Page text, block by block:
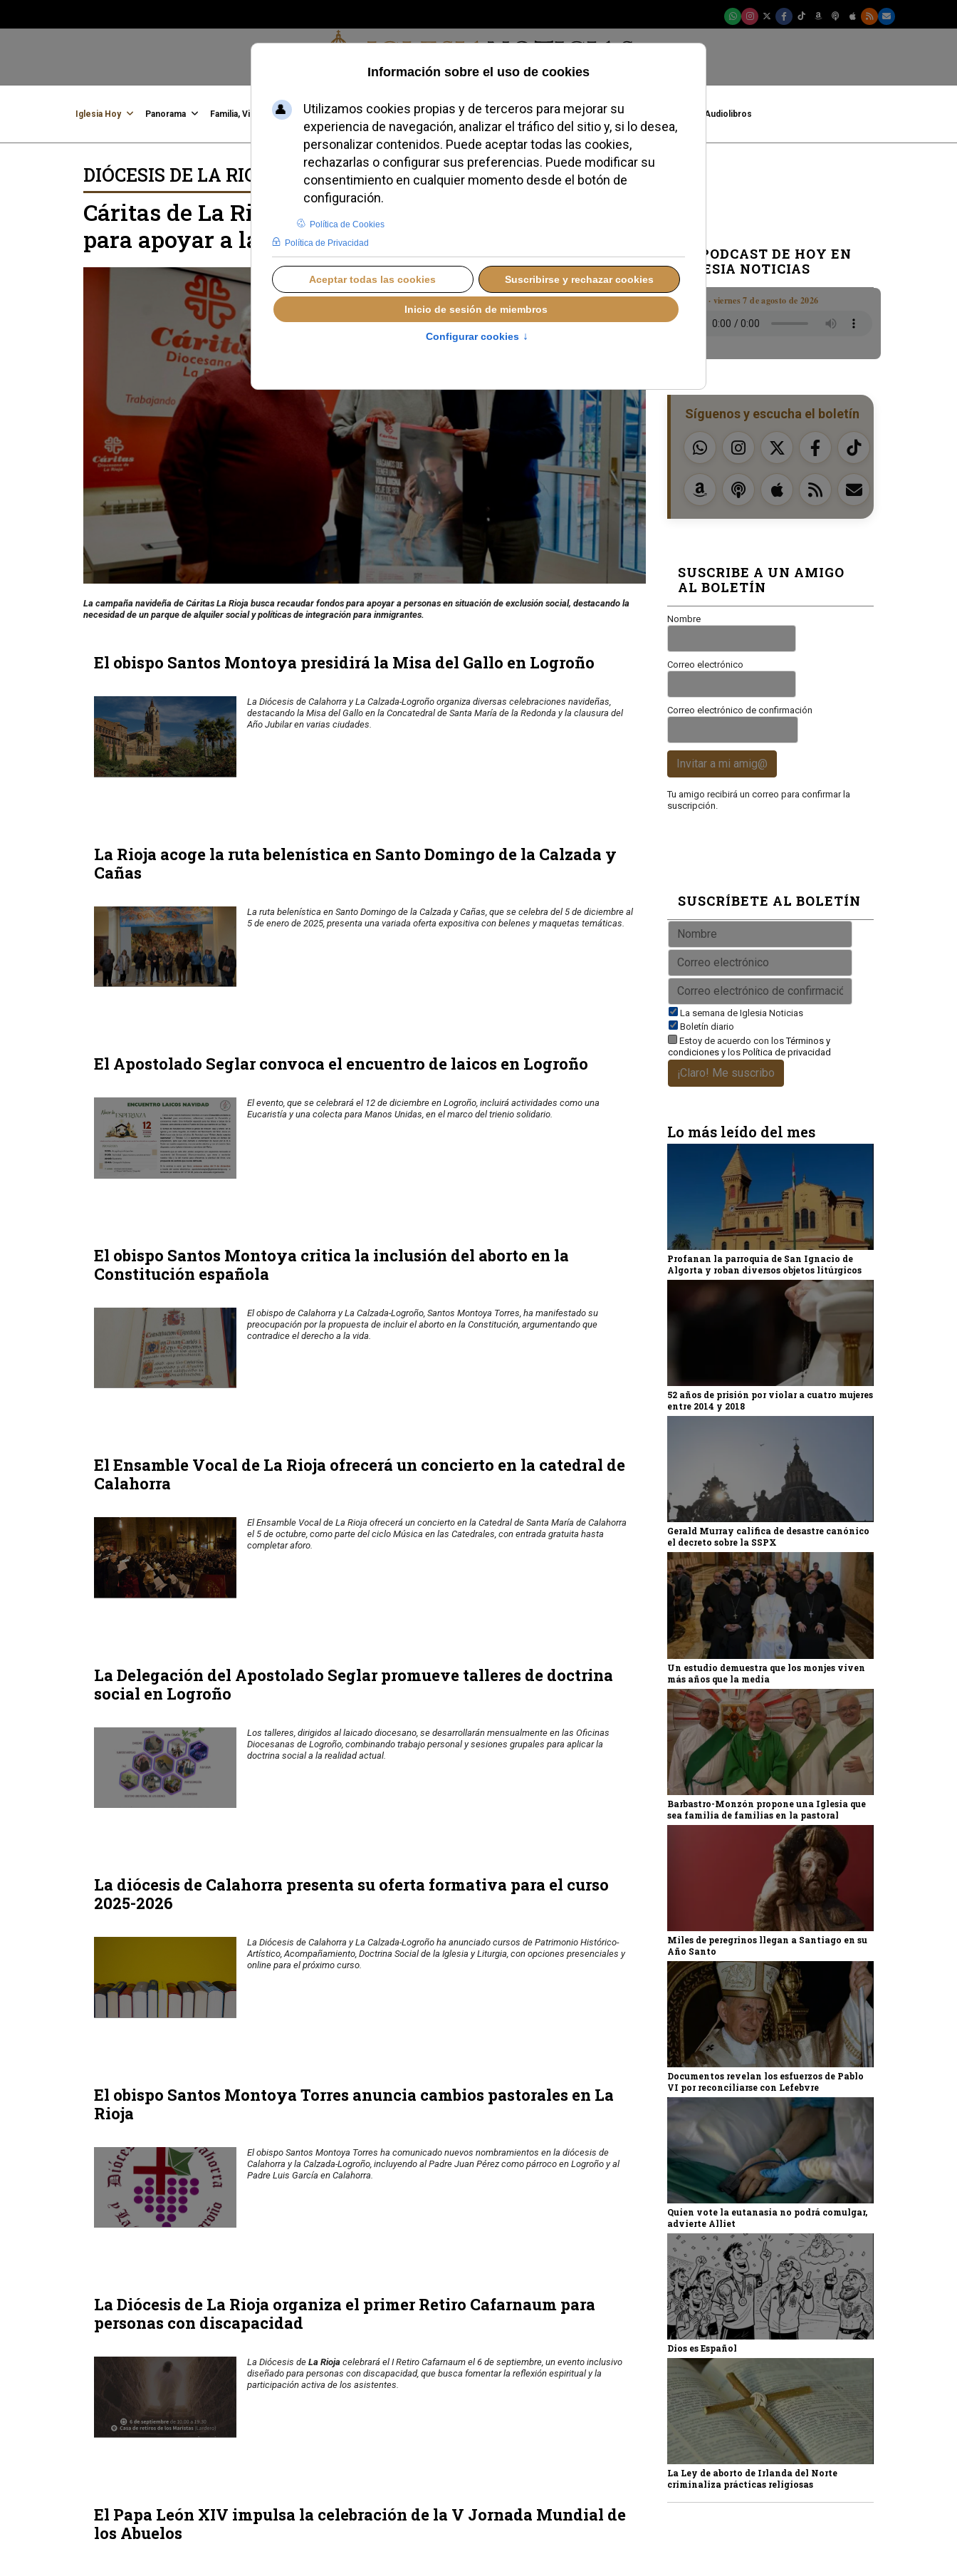
Viernes, 07 de agosto de 2026
Iglesia Hoy Panorama Familia, Vida, Identidad Credofobiómetro Blogs Temas Buscar #JovenesConFe Podcast Audiolibros
DIÓCESIS DE LA RIOJA
Cáritas de La Rioja lanza la campaña navideña
para apoyar a las personas vulnerables
La campaña navideña de Cáritas La Rioja busca recaudar fondos para apoyar a personas en situación de exclusión social, destacando la
necesidad de un parque de alquiler social y políticas de integración para inmigrantes.
El obispo Santos Montoya presidirá la Misa del Gallo en Logroño
La Diócesis de Calahorra y La Calzada-Logroño organiza diversas celebraciones navideñas,
destacando la Misa del Gallo en la Concatedral de Santa María de la Redonda y la clausura del
Año Jubilar en varias ciudades.
La Rioja acoge la ruta belenística en Santo Domingo de la Calzada y
Cañas
La ruta belenística en Santo Domingo de la Calzada y Cañas, que se celebra del 5 de diciembre al
5 de enero de 2025, presenta una variada oferta expositiva con belenes y maquetas temáticas.
El Apostolado Seglar convoca el encuentro de laicos en Logroño
El evento, que se celebrará el 12 de diciembre en Logroño, incluirá actividades como una
Eucaristía y una colecta para Manos Unidas, en el marco del trienio solidario.
El obispo Santos Montoya critica la inclusión del aborto en la
Constitución española
El obispo de Calahorra y La Calzada-Logroño, Santos Montoya Torres, ha manifestado su
preocupación por la propuesta de incluir el aborto en la Constitución, argumentando que
contradice el derecho a la vida.
El Ensamble Vocal de La Rioja ofrecerá un concierto en la catedral de
Calahorra
El Ensamble Vocal de La Rioja ofrecerá un concierto en la Catedral de Santa María de Calahorra
el 5 de octubre, como parte del ciclo Música en las Catedrales, con entrada gratuita hasta
completar aforo.
La Delegación del Apostolado Seglar promueve talleres de doctrina
social en Logroño
Los talleres, dirigidos al laicado diocesano, se desarrollarán mensualmente en las Oficinas
Diocesanas de Logroño, combinando trabajo personal y sesiones grupales para aplicar la
doctrina social a la realidad actual.
La diócesis de Calahorra presenta su oferta formativa para el curso
2025-2026
La Diócesis de Calahorra y La Calzada-Logroño ha anunciado cursos de Patrimonio Histórico-
Artístico, Acompañamiento, Doctrina Social de la Iglesia y Liturgia, con opciones presenciales y
online para el próximo curso.
El obispo Santos Montoya Torres anuncia cambios pastorales en La
Rioja
El obispo Santos Montoya Torres ha comunicado nuevos nombramientos en la diócesis de
Calahorra y la Calzada-Logroño, incluyendo al Padre Juan Pérez como párroco en Logroño y al
Padre Luis García en Calahorra.
La Diócesis de La Rioja organiza el primer Retiro Cafarnaum para
personas con discapacidad
La Diócesis de La Rioja celebrará el I Retiro Cafarnaum el 6 de septiembre, un evento inclusivo
diseñado para personas con discapacidad, que busca fomentar la reflexión espiritual y la
participación activa de los asistentes.
El Papa León XIV impulsa la celebración de la V Jornada Mundial de
los Abuelos
EL PODCAST DE HOY EN
IGLESIA NOTICIAS
Boletín · viernes 7 de agosto de 2026
Síguenos y escucha el boletín
SUSCRIBE A UN AMIGO
AL BOLETÍN
Nombre
Correo electrónico
Correo electrónico de confirmación
Invitar a mi amig@
Tu amigo recibirá un correo para confirmar la
suscripción.
SUSCRÍBETE AL BOLETÍN
La semana de Iglesia Noticias
Boletín diario
Estoy de acuerdo con losTérminos y
condiciones y los Política de privacidad
¡Claro! Me suscribo
Lo más leído del mes
Profanan la parroquia de San Ignacio de
Algorta y roban diversos objetos litúrgicos
52 años de prisión por violar a cuatro mujeres
entre 2014 y 2018
Gerald Murray califica de desastre canónico
el decreto sobre la SSPX
Un estudio demuestra que los monjes viven
más años que la media
Barbastro-Monzón propone una Iglesia que
sea familia de familias en la pastoral
Miles de peregrinos llegan a Santiago en su
Año Santo
Documentos revelan los esfuerzos de Pablo
VI por reconciliarse con Lefebvre
Quien vote la eutanasia no podrá comulgar,
advierte Alliet
Dios es Español
La Ley de aborto de Irlanda del Norte
criminaliza prácticas religiosas